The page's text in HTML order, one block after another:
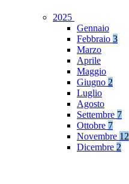
2025
Gennaio
Febbraio 3
Marzo
Aprile
Maggio
Giugno 2
Luglio
Agosto
Settembre 7
Ottobre 7
Novembre 12
Dicembre 2